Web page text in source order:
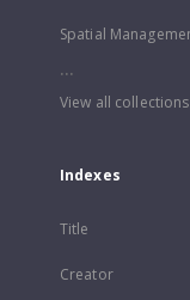
Spatial
...
View all collections
Indexes
Title
Creator